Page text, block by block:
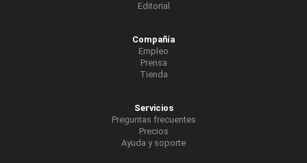
Editorial
Compañía
Empleo
Prensa
Tienda
Servicios
Preguntas frecuentes
Precios
Ayuda y soporte